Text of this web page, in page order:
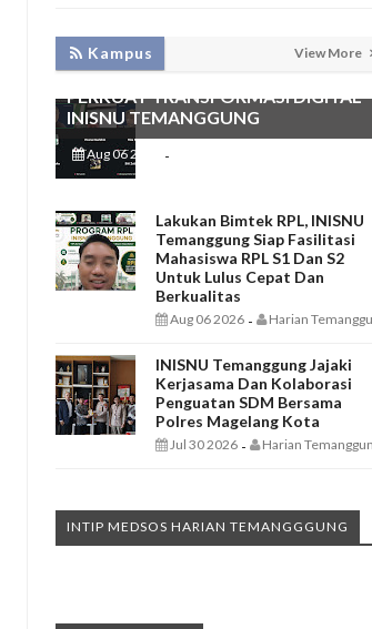
Kampus View More
KEMBANGKAN SIM LAYANAN,
HADIRKAN TIM SEVIMA UNTUK
PERKUAT TRANSFORMASI DIGITAL
INISNU TEMANGGUNG
Aug 06 2026 -
Lakukan Bimtek RPL, INISNU
Temanggung Siap Fasilitasi
Mahasiswa RPL S1 Dan S2
Untuk Lulus Cepat Dan
Berkualitas
Aug 06 2026 - Harian
INISNU Temanggung Jajaki
Kerjasama Dan Kolaborasi
Penguatan SDM Bersama
Polres Magelang Kota
Jul 30 2026 - Harian
INTIP MEDSOS HARIAN TEMANGGGUNG